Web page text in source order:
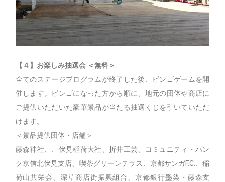
【４】お楽しみ抽選会 ＜無料＞
全てのステージプログラムが終了した後、ビンゴゲームを開
催します。ビンゴになった方から順に、地元の団体や商店に
ご提供いただいた豪華景品が当たる抽選くじを引いていただ
けます。
＜景品提供団体・店舗＞
藤森神社、、伏見稲荷大社、折井工芸、コミュニティ・パン
ク京信北伏見支店、喫茶グリーンテラス、京都サンガF.C.、稲
荷山共栄会、深草商店街振興組合、京都銀行墨染・藤森支